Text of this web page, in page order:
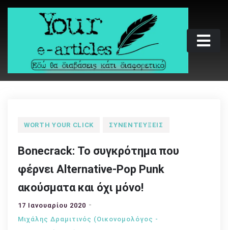
Skip
Your e-articles
Εδώ θα διαβάσεις κάτι διαφορετικό
WORTH YOUR CLICK ΣΥΝΕΝΤΕΎΞΕΙΣ
Bonecrack: Το συγκρότημα που
φέρνει Alternative-Pop Punk
ακούσματα και όχι μόνο!
17 Ιανουαρίου 2020
Μιχάλης Δραμιτινός (Οικονομολόγος -